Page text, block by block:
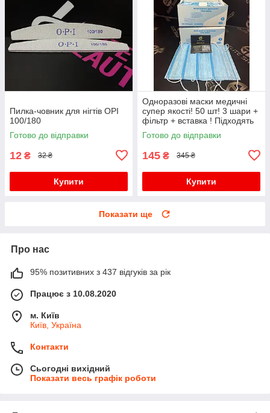
Пилка-човник для нігтів OPI
100/180
Готово до відправки
12 ₴ 32 ₴
Купити
Одноразові маски медичні
супер якості! 50 шт! 3 шари +
фільтр + вставка ! Підходять
дітям для школи!
Готово до відправки
145 ₴ 345 ₴
Купити
Показати ще
Про нас
95% позитивних з 437 відгуків за рік
Працює з 10.08.2020
м. Київ
Київ, Україна
Контакти
Сьогодні вихідний
Показати весь графік роботи